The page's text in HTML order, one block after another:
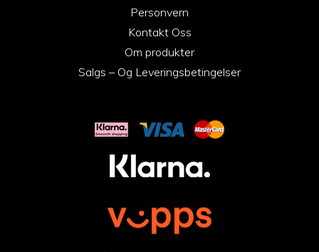
Personvern
Kontakt Oss
Om produkter
Salgs – Og Leveringsbetingelser